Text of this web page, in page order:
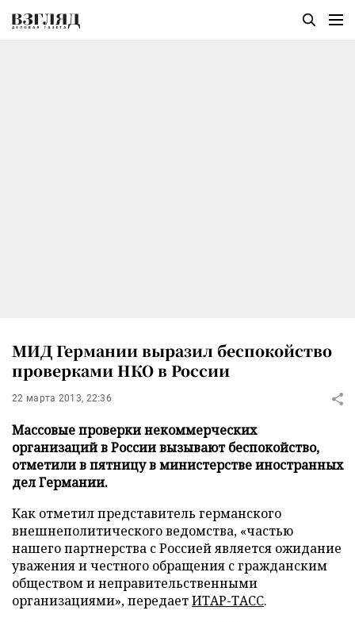
МИД Германии выразил беспокойство
проверками НКО в России
22 марта 2013, 22:36
Массовые проверки некоммерческих
организаций в России вызывают беспокойство,
отметили в пятницу в министерстве иностранных
дел Германии.
Как отметил представитель германского
внешнеполитического ведомства, «частью
нашего партнерства с Россией является ожидание
уважения и честного обращения с гражданским
обществом и неправительственными
организациями», передаетИТАР-ТАСС.